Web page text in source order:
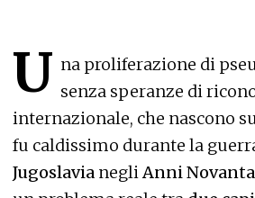
U na proliferazione di
senza speranze di
internazionale, che nascono
fu caldissimo durante la
Jugoslavia negliAnni Novanta